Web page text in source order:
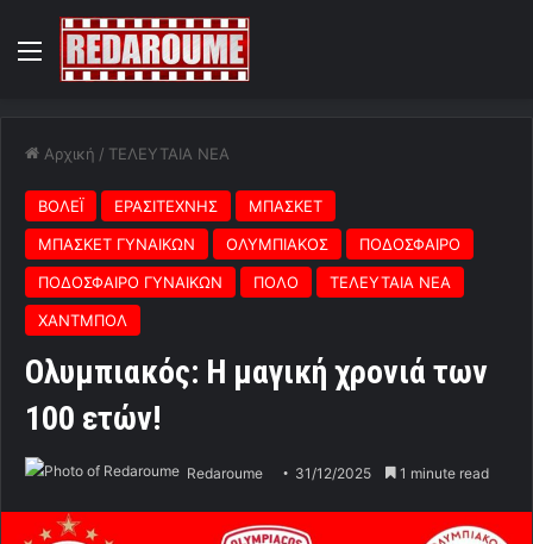
Menu
Αρχική / ΤΕΛΕΥΤΑΙΑ ΝΕΑ
ΒΟΛΕΪ ΕΡΑΣΙΤΕΧΝΗΣ
ΜΠΑΣΚΕΤ
ΜΠΑΣΚΕΤ ΓΥΝΑΙΚΩΝ
ΟΛΥΜΠΙΑΚΟΣ
ΠΟΔΟΣΦΑΙΡΟ
ΠΟΔΟΣΦΑΙΡΟ ΓΥΝΑΙΚΩΝ
ΠΟΛΟ
ΤΕΛΕΥΤΑΙΑ ΝΕΑ
ΧΑΝΤΜΠΟΛ
Ολυμπιακός: Η μαγική χρονιά των
100 ετών!
Redaroume 31/12/2025 1 minute read